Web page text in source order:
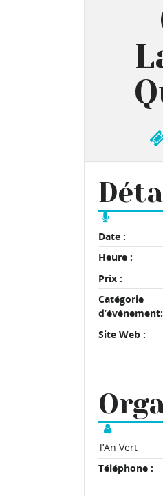
Date :
Heure :
Prix :
Catégorie
d’évènement:
Site Web :
l’An Vert
Téléphone :